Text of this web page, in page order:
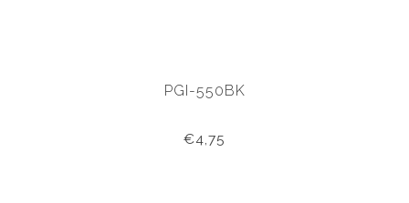
PGI-550BK
€4,75